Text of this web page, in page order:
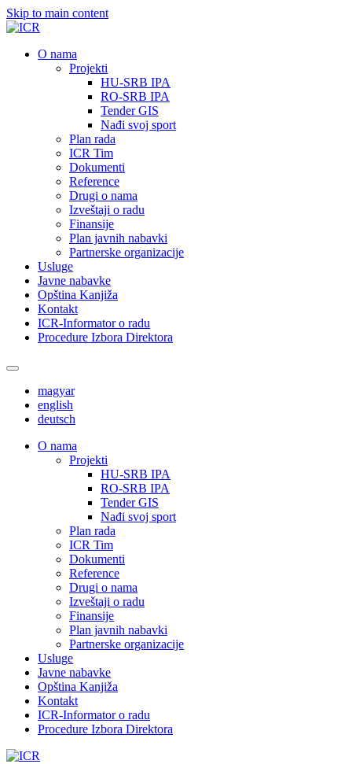
Skip to main content
О nama
Projekti
HU-SRB IPA
RO-SRB IPA
Tender GIS
Nađi svoj sport
Plan rada
ICR Tim
Dokumenti
Reference
Drugi o nama
Izveštaji o radu
Finansije
Plan javnih nabavki
Partnerske organizacije
Usluge
Javne nabavke
Opština Kanjiža
Kontakt
ICR-Informator o radu
Procedure Izbora Direktora
magyar
english
deutsch
О nama
Projekti
HU-SRB IPA
RO-SRB IPA
Tender GIS
Nađi svoj sport
Plan rada
ICR Tim
Dokumenti
Reference
Drugi o nama
Izveštaji o radu
Finansije
Plan javnih nabavki
Partnerske organizacije
Usluge
Javne nabavke
Opština Kanjiža
Kontakt
ICR-Informator o radu
Procedure Izbora Direktora